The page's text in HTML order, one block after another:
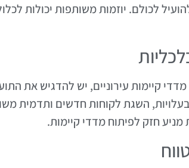
לכולם. יוזמות משותפות יכולות
קיימות עירוניים, יש להדגיש את
השגת לקוחות חדשים ותדמית
מניע חזק לפיתוח מדדי קיימות.